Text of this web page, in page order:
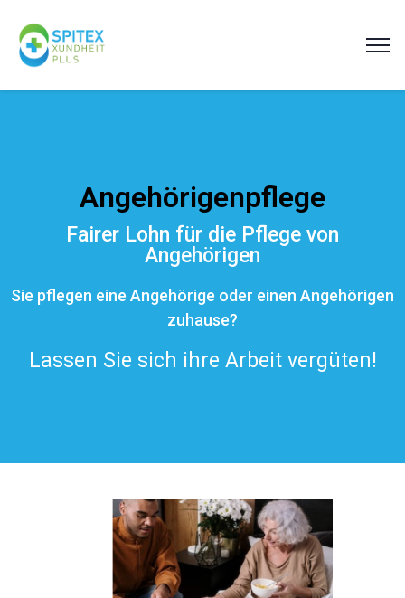
Angehörigenpflege
Fairer Lohn für die Pflege von
Angehörigen
Sie pflegen eine Angehörige oder einen Angehörigen
zuhause?
Lassen Sie sich ihre Arbeit vergüten!